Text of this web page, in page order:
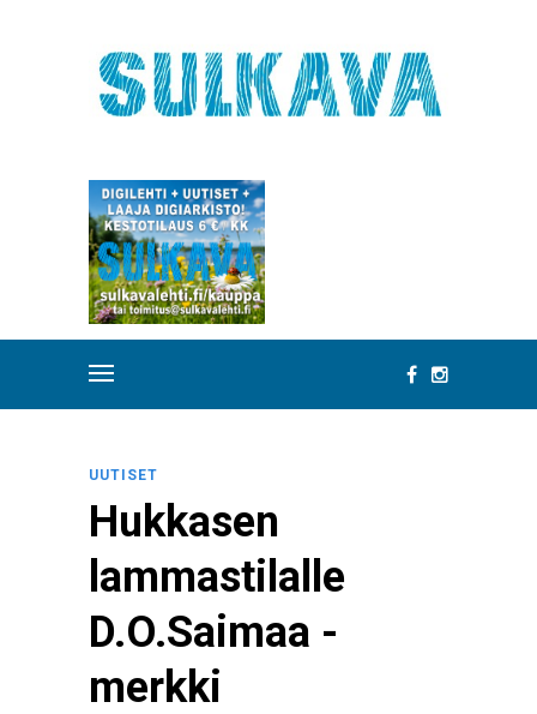
UUTISET
Hukkasen
lammastilalle
D.O.Saimaa -
merkki